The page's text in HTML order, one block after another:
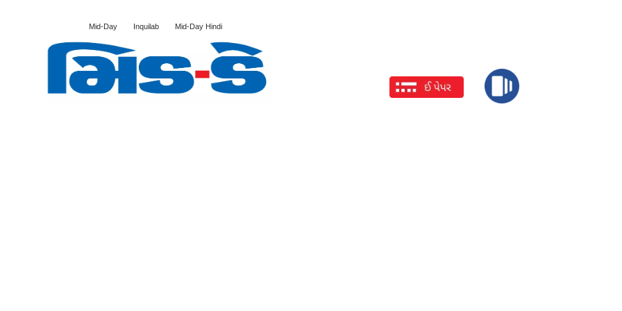
Mid-Day Inquilab Mid-Day Hindi